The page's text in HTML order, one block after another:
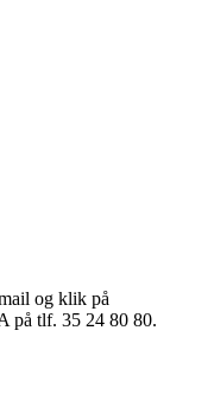
og klik på
på tlf. 35 24 80 80.